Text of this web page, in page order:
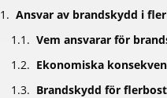
Ansvar av brandskydd i
Vem ansvarar för
Ekonomiska
Brandskydd för